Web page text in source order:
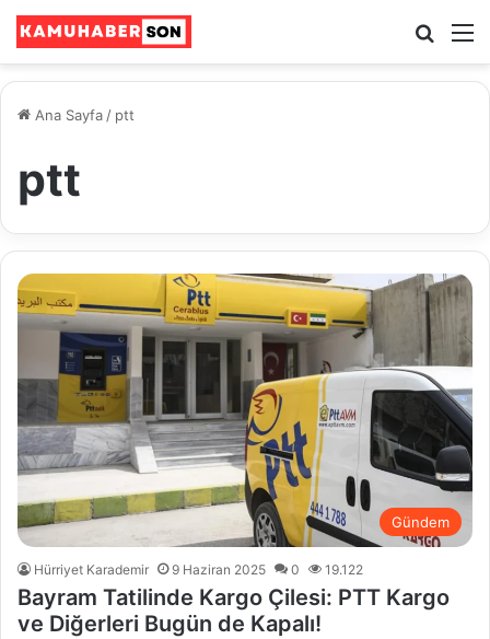
Ara
Ana Sayfa / ptt
ptt
Gündem
Hürriyet Karademir 9 Haziran 2025 0 19.122
Bayram Tatilinde Kargo Çilesi: PTT Kargo
ve Diğerleri Bugün de Kapalı!